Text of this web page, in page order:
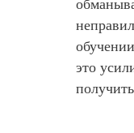
это